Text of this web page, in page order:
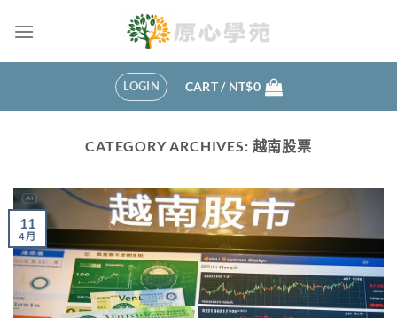
LOGIN CART / NT$0
CATEGORY ARCHIVES: 越南股票
11
4 月